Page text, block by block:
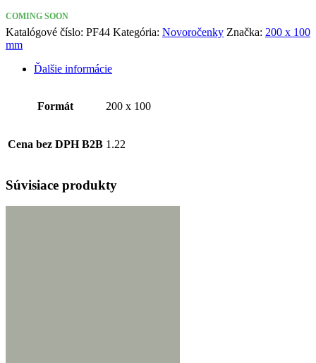
COMING SOON
Katalógové číslo: PF44 Kategória: Novoročenky Značka: 200 x 100
mm
Ďalšie informácie
Formát 200 x 100
Cena bez DPH B2B 1.22
Súvisiace produkty